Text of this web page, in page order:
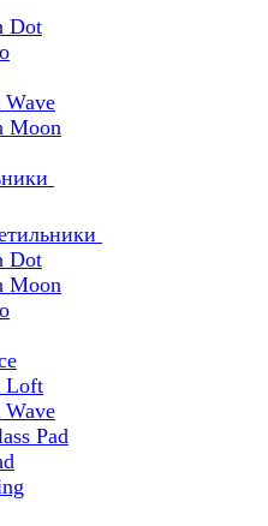
Dot
Moon
Dot
Moon
Loft
Pad